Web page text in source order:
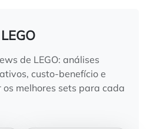
de LEGO: análises
custo-benefício e
melhores sets para cada